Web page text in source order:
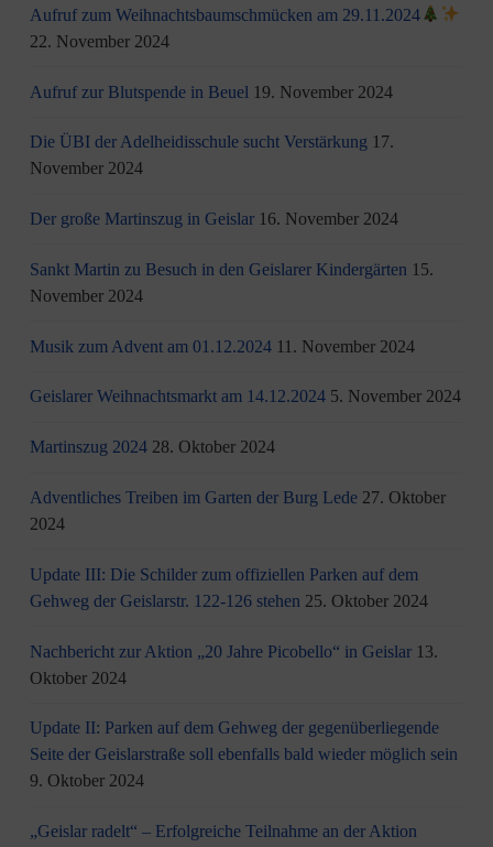
Aufruf zum Weihnachtsbaumschmücken am 29.11.2024
22. November 2024
Aufruf zur Blutspende in Beuel 19. November 2024
Die ÜBI der Adelheidisschule sucht Verstärkung 17.
November 2024
Der große Martinszug in Geislar 16. November 2024
Sankt Martin zu Besuch in den Geislarer Kindergärten 15.
November 2024
Musik zum Advent am 01.12.2024 11. November 2024
Geislarer Weihnachtsmarkt am 14.12.2024 5. November 2024
Martinszug 2024 28. Oktober 2024
Adventliches Treiben im Garten der Burg Lede 27. Oktober
2024
Update III: Die Schilder zum offiziellen Parken auf dem
Gehweg der Geislarstr. 122-126 stehen 25. Oktober 2024
Nachbericht zur Aktion „20 Jahre Picobello“ in Geislar 13.
Oktober 2024
Update II: Parken auf dem Gehweg der gegenüberliegende
Seite der Geislarstraße soll ebenfalls bald wieder möglich sein
9. Oktober 2024
„Geislar radelt“ – Erfolgreiche Teilnahme an der Aktion